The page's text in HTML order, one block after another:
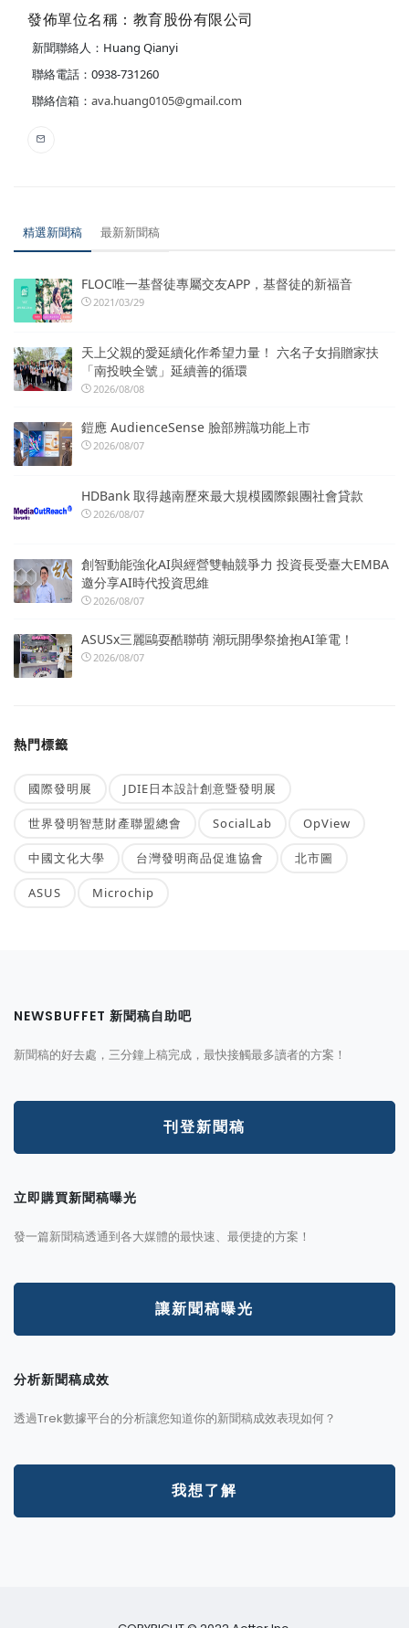
發佈單位名稱：教育股份有限公司
新聞聯絡人：Huang Qianyi
聯絡電話：0938-731260
聯絡信箱： ava.huang0105@gmail.com
精選新聞稿 最新新聞稿
FLOC唯一基督徒專屬交友APP，基督徒的新福音
2021/03/29
天上父親的愛延續化作希望力量！ 六名子女捐贈家扶
「南投映全號」延續善的循環
2026/08/08
鎧應 AudienceSense 臉部辨識功能上市
2026/08/07
HDBank 取得越南歷來最大規模國際銀團社會貸款
2026/08/07
創智動能強化AI與經營雙軸競爭力 投資長受臺大EMBA
邀分享AI時代投資思維
2026/08/07
ASUSx三麗鷗耍酷聯萌 潮玩開學祭搶抱AI筆電！
2026/08/07
熱門標籤
國際發明展 JDIE日本設計創意暨發明展
世界發明智慧財產聯盟總會 SocialLab OpView
中國文化大學 台灣發明商品促進協會 北市圖
ASUS Microchip
NEWSBUFFET 新聞稿自助吧
新聞稿的好去處，三分鐘上稿完成，最快接觸最多讀者的方案！
刊登新聞稿
立即購買新聞稿曝光
發一篇新聞稿透通到各大媒體的最快速、最便捷的方案！
讓新聞稿曝光
分析新聞稿成效
透過Trek數據平台的分析讓您知道你的新聞稿成效表現如何？
我想了解